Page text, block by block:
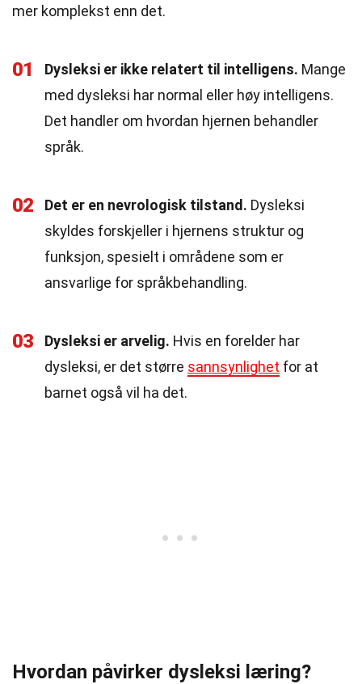
mer komplekst enn det.
01 Dysleksi er ikke relatert til intelligens. Mange
med dysleksi har normal eller høy intelligens.
Det handler om hvordan hjernen behandler
språk.
02 Det er en nevrologisk tilstand. Dysleksi
skyldes forskjeller i hjernens struktur og
funksjon, spesielt i områdene som er
ansvarlige for språkbehandling.
03 Dysleksi er arvelig. Hvis en forelder har
dysleksi, er det større sannsynlighet for at
barnet også vil ha det.
Hvordan påvirker dysleksi læring?